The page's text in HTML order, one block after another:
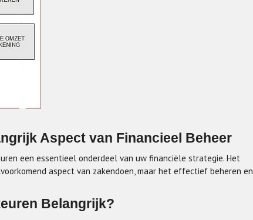
Aspect van Financieel Beheer
een essentieel onderdeel van uw financiële strategie. Het
aspect van zakendoen, maar het effectief beheren en
Belangrijk?